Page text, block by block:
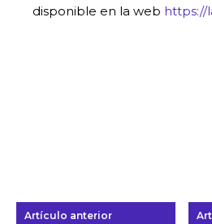
disponible en la web https://
Artículo anterior